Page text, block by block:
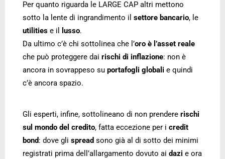
Per quanto riguarda le LARGE CAP altri mettono
sotto la lente di ingrandimento il settore bancario, le
utilities e il lusso.
Da ultimo c’è chi sottolinea che l’oro è l’asset reale
che può proteggere dai rischi di inflazione: non è
ancora in sovrappeso su portafogli globali e quindi
c’è ancora spazio.
Gli esperti, infine, sottolineano di non prendere rischi
sul mondo del credito, fatta eccezione per i credit
bond: dove gli spread sono già al di sotto dei minimi
registrati prima dell’allargamento dovuto ai dazi e ora